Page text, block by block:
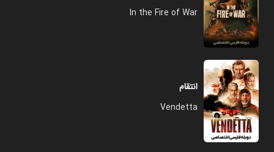
In the Fire of War
انتقام
Vendetta